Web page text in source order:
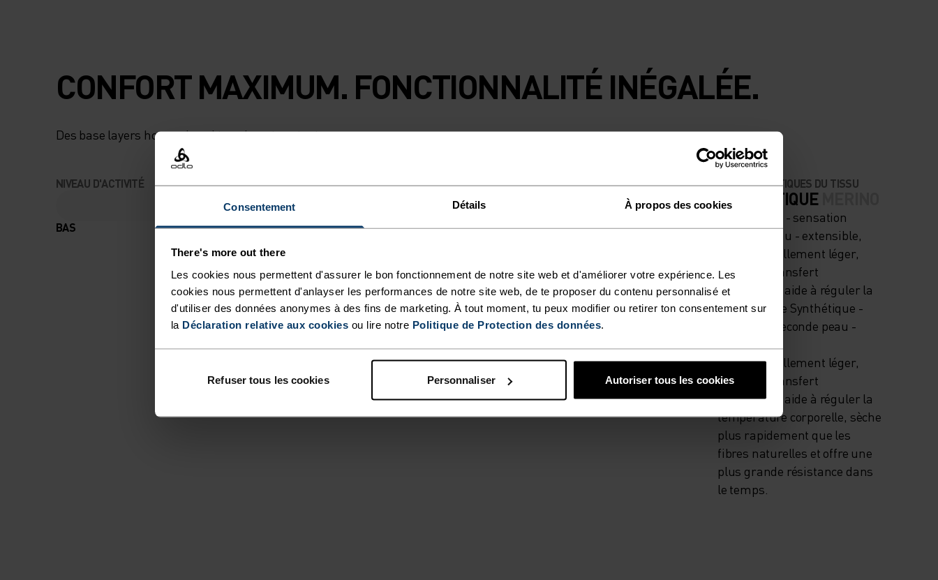
Consentement Détails À propos des cookies
There's more out there
Les cookies nous permettent d'assurer le bon fonctionnement de notre site web et d'améliorer votre expérience. Les
cookies nous permettent d'anlayser les performances de notre site web, de te proposer du contenu personnalisé et
d'utiliser des données anonymes à des fins de marketing. À tout moment, tu peux modifier ou retirer ton consentement sur
la Déclaration relative aux cookies ou lire notre Politique de Protection des données.
Refuser tous les cookies Personnaliser Autoriser tous les cookies
CONFORT MAXIMUM. FONCTIONNALITÉ INÉGALÉE.
Des base layers hors pair qui te suivront partout.
NIVEAU D'ACTIVITÉ
BAS MODÉRÉ ÉLEVÉ
TYPE D’ACTIVITÉ
ACTIVITÉS À HAUTE
CARACTÉRISTIQUES DU TISSU
SYNTHÉTIQUE
Synthétique - sensation
seconde peau - extensible,
exceptionnellement léger,
excellent transfert
d'humidité, aide à réguler la
température Synthétique -
sensation seconde peau -
exceptionnellement léger,
excellent transfert
d'humidité, aide à réguler la
température corporelle, sèche
plus rapidement que les
fibres naturelles et offre une
plus grande résistance dans
le temps.